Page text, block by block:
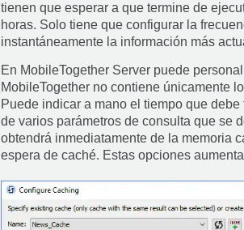
tienen que esperar a que termine de
horas. Solo tiene que configurar la
instantáneamente la información más
En MobileTogether Server puede
MobileTogether no contiene únicamente
Puede indicar a mano el tiempo que
de varios parámetros de consulta que se
obtendrá inmediatamente de la memoria
espera de caché. Estas opciones